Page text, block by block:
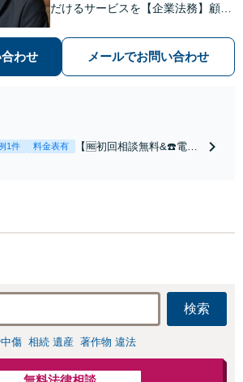
だけるサービスを【企業法務】顧問
りなし・相談回数無制限を叶えた企
業法務プラン
わせ メールでお問い合わせ
1件 料金表有
【🆓初回相談無料&☎️電話
検索
傷 相続 遺産 著作物 違法